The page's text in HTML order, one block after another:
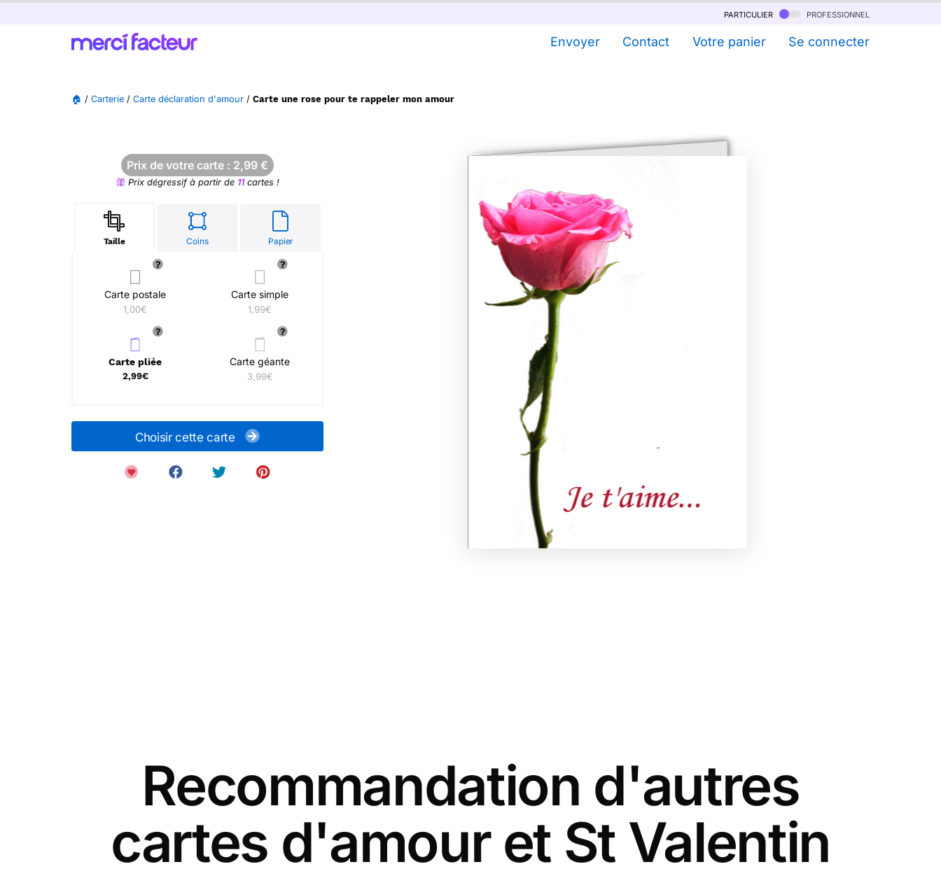
particulier professionnel
Envoyer Contact Votre panier Se connecter
🏠 / Carterie / Carte déclaration d'amour / Carte une rose pour te rappeler mon amour
Prix de votre carte : 2,99 €
Prix dégressif à partir de 11cartes !
Taille Coins Papier
Carte postale
1,00€
Carte simple
1,99€
Carte pliée
2,99€
Carte géante
3,99€
Choisir cette carte
Recommandation d'autres
cartes d'amour et St Valentin